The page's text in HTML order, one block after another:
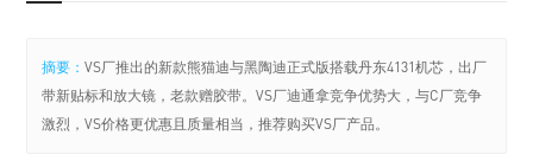
摘要：VS厂推出的新款熊猫迪与黑陶迪正式版搭载丹东4131机芯，出厂
带新贴标和放大镜，老款赠胶带。VS厂迪通拿竞争优势大，与C厂竞争
激烈，VS价格更优惠且质量相当，推荐购买VS厂产品。